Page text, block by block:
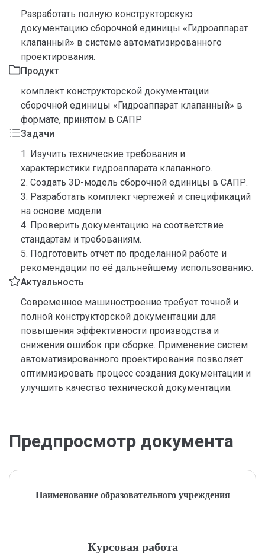
Разработать полную конструкторскую
документацию сборочной единицы «Гидроаппарат
клапанный» в системе автоматизированного
проектирования.
Продукт
комплект конструкторской документации
сборочной единицы «Гидроаппарат клапанный» в
формате, принятом в САПР
Задачи
1. Изучить технические требования и
характеристики гидроаппарата клапанного.
2. Создать 3D-модель сборочной единицы в САПР.
3. Разработать комплект чертежей и спецификаций
на основе модели.
4. Проверить документацию на соответствие
стандартам и требованиям.
5. Подготовить отчёт по проделанной работе и
рекомендации по её дальнейшему использованию.
Актуальность
Современное машиностроение требует точной и
полной конструкторской документации для
повышения эффективности производства и
снижения ошибок при сборке. Применение систем
автоматизированного проектирования позволяет
оптимизировать процесс создания документации и
улучшить качество технической документации.
Предпросмотр документа
Наименование образовательного учреждения
Курсовая работа